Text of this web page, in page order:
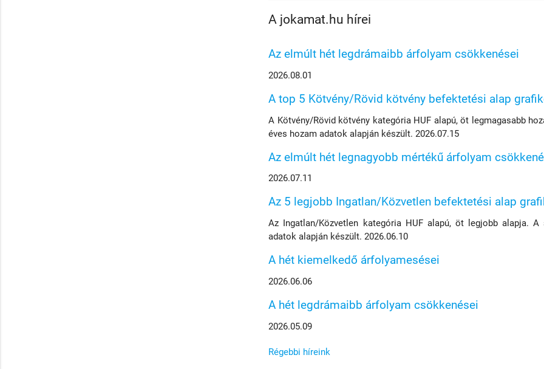
A jokamat.hu hírei
Az elmúlt hét legdrámaibb árfolyam csökkenései
2026.08.01
A top 5 Kötvény/Rövid kötvény befektetési alap
A Kötvény/Rövid kötvény kategória HUF alapú, öt legmagasabb
éves hozam adatok alapján készült. 2026.07.15
Az elmúlt hét legnagyobb mértékű árfolyam
2026.07.11
Az 5 legjobb Ingatlan/Közvetlen befektetési alap
Az Ingatlan/Közvetlen kategória HUF alapú, öt legjobb alapja. A
adatok alapján készült. 2026.06.10
A hét kiemelkedő árfolyamesései
2026.06.06
A hét legdrámaibb árfolyam csökkenései
2026.05.09
Régebbi híreink